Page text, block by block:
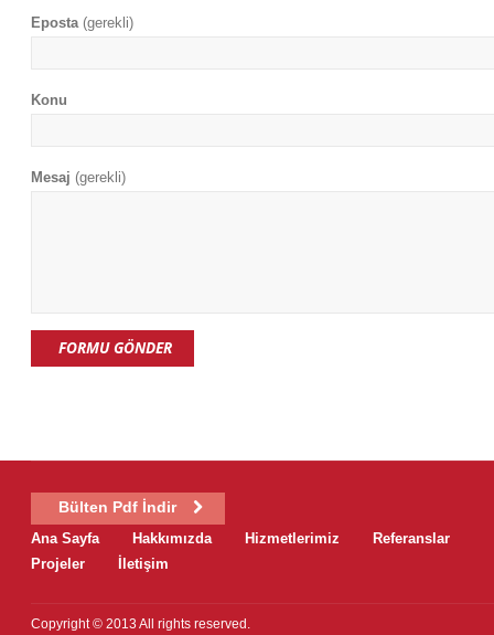
Eposta(gerekli)
Konu
Mesaj (gerekli)
Bülten Pdf İndir
Ana Sayfa
Hakkımızda Hizmetlerimiz
Referanslar
Projeler
İletişim
Copyright © 2013 All rights reserved.